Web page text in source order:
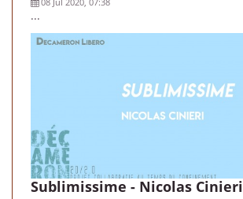
...
Sublimissime - Nicolas Cinieri